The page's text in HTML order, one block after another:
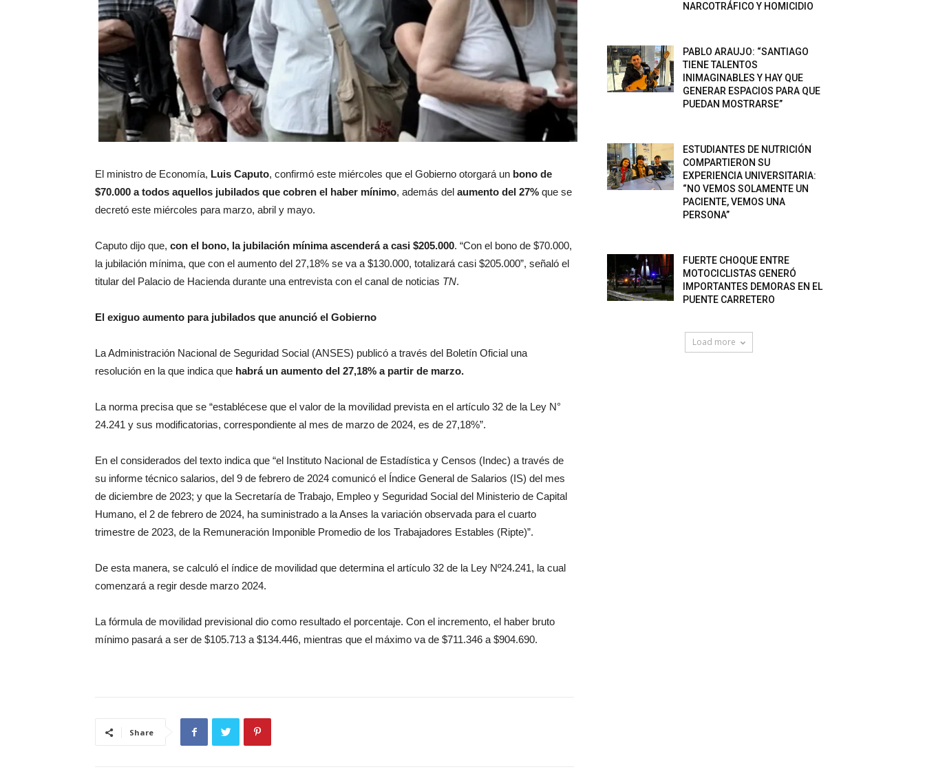
El ministro de Economía, Luis Caputo, confirmó este miércoles que el Gobierno otorgará un bono de
$70.000 a todos aquellos jubilados que cobren el haber mínimo, además del aumento del 27% que se
decretó este miércoles para marzo, abril y mayo.
Caputo dijo que, con el bono, la jubilación mínima ascenderá a casi $205.000. “Con el bono de $70.000,
la jubilación mínima, que con el aumento del 27,18% se va a $130.000, totalizará casi $205.000”, señaló el
titular del Palacio de Hacienda durante una entrevista con el canal de noticias TN.
El exiguo aumento para jubilados que anunció el Gobierno
La Administración Nacional de Seguridad Social (ANSES) publicó a través del Boletín Oficial una
resolución en la que indica que habrá un aumento del 27,18% a partir de marzo.
La norma precisa que se “establécese que el valor de la movilidad prevista en el artículo 32 de la Ley N°
24.241 y sus modificatorias, correspondiente al mes de marzo de 2024, es de 27,18%”.
En el considerados del texto indica que “el Instituto Nacional de Estadística y Censos (Indec) a través de
su informe técnico salarios, del 9 de febrero de 2024 comunicó el Índice General de Salarios (IS) del mes
de diciembre de 2023; y que la Secretaría de Trabajo, Empleo y Seguridad Social del Ministerio de Capital
Humano, el 2 de febrero de 2024, ha suministrado a la Anses la variación observada para el cuarto
trimestre de 2023, de la Remuneración Imponible Promedio de los Trabajadores Estables (Ripte)”.
De esta manera, se calculó el índice de movilidad que determina el artículo 32 de la Ley Nº24.241, la cual
comenzará a regir desde marzo 2024.
La fórmula de movilidad previsional dio como resultado el porcentaje. Con el incremento, el haber bruto
mínimo pasará a ser de $105.713 a $134.446, mientras que el máximo va de $711.346 a $904.690.
Share
NARCOTRÁFICO Y HOMICIDIO
PABLO ARAUJO: “SANTIAGO
TIENE TALENTOS
INIMAGINABLES Y HAY QUE
GENERAR ESPACIOS PARA QUE
PUEDAN MOSTRARSE”
ESTUDIANTES DE NUTRICIÓN
COMPARTIERON SU
EXPERIENCIA UNIVERSITARIA:
“NO VEMOS SOLAMENTE UN
PACIENTE, VEMOS UNA
PERSONA”
FUERTE CHOQUE ENTRE
MOTOCICLISTAS GENERÓ
IMPORTANTES DEMORAS EN EL
PUENTE CARRETERO
Load more